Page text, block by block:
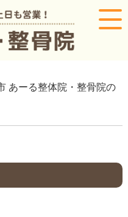
あーる整体院・整骨院の